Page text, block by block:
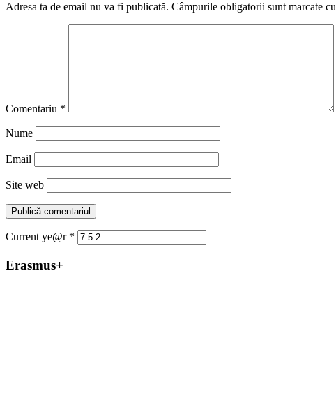
Adresa ta de email nu va fi publicată. Câmpurile obligatorii sunt marcate cu
Comentariu *
Nume
Email
Site web
Current ye@r *
Erasmus+